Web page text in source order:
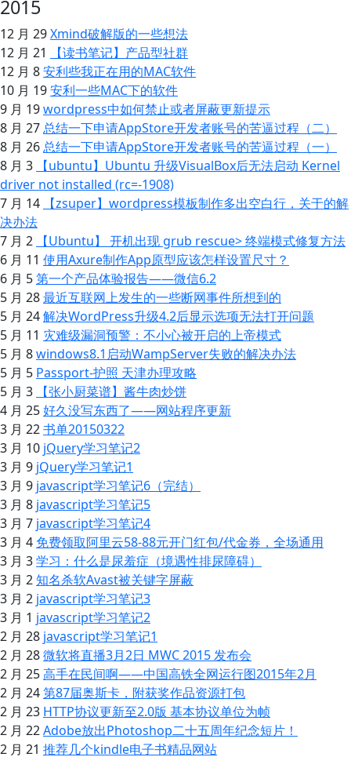
2015
12 月 29Xmind破解版的一些想法
12 月 21
【读书笔记】产品型社群
12 月 8安利些我正在用的MAC软件
10 月 19安利一些MAC下的软件
9 月 19wordpress中如何禁止或者屏蔽更新提示
8 月 27总结一下申请AppStore开发者账号的苦逼过程（二）
8 月 26总结一下申请AppStore开发者账号的苦逼过程（一）
8 月 3
【ubuntu】Ubuntu 升级VisualBox后无法启动 Kernel
driver not installed (rc=-1908)
7 月 14
【zsuper】wordpress模板制作多出空白行，关于 的解
决办法
7 月 2
【Ubuntu】 开机出现 grub rescue> 终端模式修复方法
6 月 11 使用Axure制作App原型应该怎样设置尺寸？
6 月 5第一个产品体验报告——微信6.2
5 月 28最近互联网上发生的一些断网事件所想到的
5 月 24解决WordPress升级4.2后显示选项无法打开问题
5 月 11 灾难级漏洞预警：不小心被开启的上帝模式
5 月 8windows8.1启动WampServer失败的解决办法
5 月 5 Passport-护照 天津办理攻略
5 月 3
【张小厨菜谱】酱牛肉炒饼
4 月 25好久没写东西了——网站程序更新
3 月 22书单20150322
3 月 10 jQuery学习笔记2
3 月 9 jQuery学习笔记1
3 月 9 javascript学习笔记6（完结）
3 月 8 javascript学习笔记5
3 月 7 javascript学习笔记4
3 月 4 免费领取阿里云58-88元开门红包/代金券，全场通用
3 月 3学习：什么是尿羞症（境遇性排尿障碍）
3 月 2知名杀软Avast被关键字屏蔽
3 月 2 javascript学习笔记3
3 月 1 javascript学习笔记2
2 月 28 javascript学习笔记1
2 月 28微软将直播3月2日 MWC 2015 发布会
2 月 25高手在民间啊——中国高铁全网运行图2015年2月
2 月 24第87届奥斯卡，附获奖作品资源打包
2 月 23 HTTP协议更新至2.0版 基本协议单位为帧
2 月 22Adobe放出Photoshop二十五周年纪念短片！
2 月 21 推荐几个kindle电子书精品网站